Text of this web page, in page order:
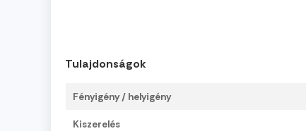
Tulajdonságok
Fényigény / helyigény
Kiszerelés